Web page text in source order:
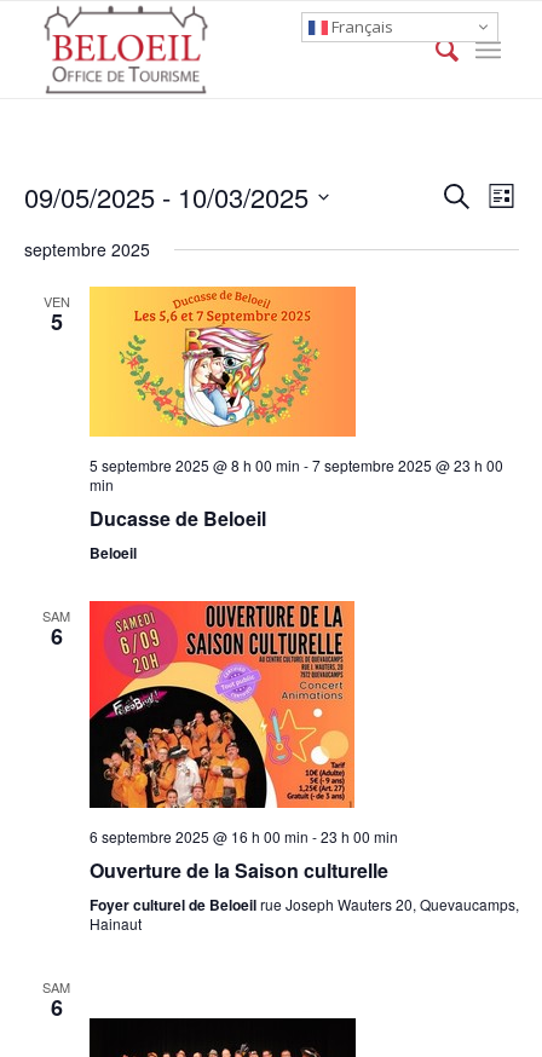
Events
Search
List
09/05/2025 - 10/03/2025
date.
septembre 2025
VEN
5
5 septembre 2025 @ 8 h 00 min -7 septembre 2025 @ 23 h 00
min
Ducasse de Beloeil
Beloeil
SAM
6
6 septembre 2025 @ 16 h 00 min -23 h 00 min
Ouverture de la Saison culturelle
Foyer culturel de Beloeilrue Joseph Wauters 20, Quevaucamps,
Hainaut
SAM
6
Français